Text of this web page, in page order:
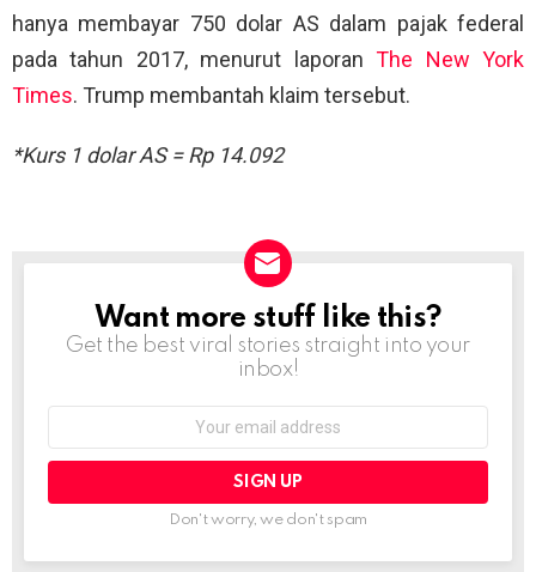
hanya membayar 750 dolar AS dalam pajak federal
pada tahun 2017, menurut laporanThe New York
Times. Trump membantah klaim tersebut.
*Kurs 1 dolar AS = Rp 14.092
NEWSLETTER
Want more stuff like this?
Get the best viral stories straight into your
inbox!
Don't worry, we don't spam